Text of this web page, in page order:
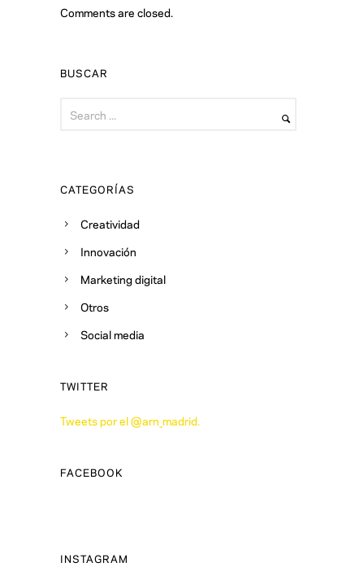
Comments are closed.
BUSCAR
CATEGORÍAS
Creatividad
Innovación
Marketing digital
Otros
Social media
TWITTER
Tweets por el @arn_madrid.
FACEBOOK
INSTAGRAM